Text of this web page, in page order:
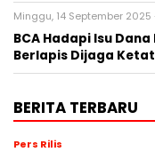
Minggu, 14 September 2025
BCA Hadapi Isu
Berlapis Dijaga Ketat
BERITA TERBARU
Pers Rilis